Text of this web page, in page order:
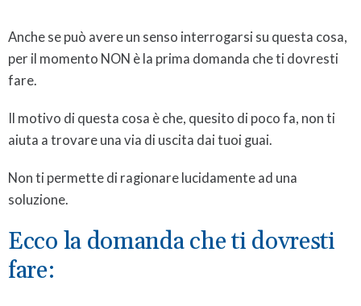
Anche se può avere un senso interrogarsi su questa cosa,
per il momento NON è la prima domanda che ti dovresti
fare.
Il motivo di questa cosa è che, quesito di poco fa, non ti
aiuta a trovare una via di uscita dai tuoi guai.
Non ti permette di ragionare lucidamente ad una
soluzione.
Ecco la domanda che ti dovresti
fare: